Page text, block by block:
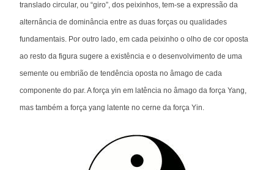
translado circular, ou “giro”, dos peixinhos, tem-se a expressão da
alternância de dominância entre as duas forças ou qualidades
fundamentais. Por outro lado, em cada peixinho o olho de cor oposta
ao resto da figura sugere a existência e o desenvolvimento de uma
semente ou embrião de tendência oposta no âmago de cada
componente do par. A força yin em latência no âmago da força Yang,
mas também a força yang latente no cerne da força Yin.